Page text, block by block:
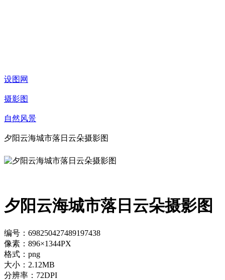
设图网
摄影图
自然风景
夕阳云海城市落日云朵摄影图
夕阳云海城市落日云朵摄影图
编号：698250427489197438
像素：896×1344PX
格式：png
大小：2.12MB
分辨率：72DPI